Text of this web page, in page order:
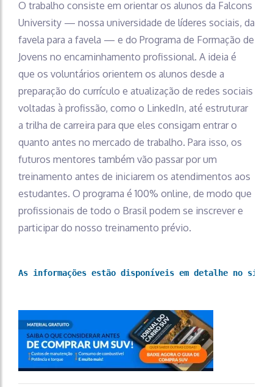
O trabalho consiste em orientar os alunos da Falcons
University — nossa universidade de líderes sociais, da
favela para a favela — e do Programa de Formação de
Jovens no encaminhamento profissional. A ideia é
que os voluntários orientem os alunos desde a
preparação do currículo e atualização de redes sociais
voltadas à profissão, como o LinkedIn, até estruturar
a trilha de carreira para que eles consigam entrar o
quanto antes no mercado de trabalho. Para isso, os
futuros mentores também vão passar por um
treinamento antes de iniciarem os atendimentos aos
estudantes. O programa é 100% online, de modo que
profissionais de todo o Brasil podem se inscrever e
participar do nosso treinamento prévio.
As informações estão disponíveis em detalhe no